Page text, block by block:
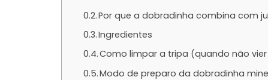
Por que a dobradinha combina com
Ingredientes
Como limpar a tripa (quando não
Modo de preparo da dobradinha